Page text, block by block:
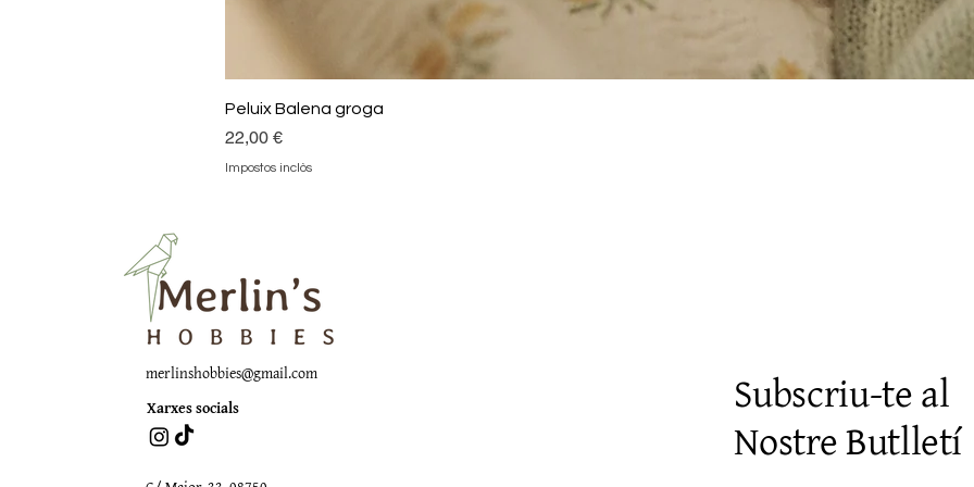
Peluix Balena groga
Preu
22,00 €
Impostos inclòs
merlinshobbies@gmail.com
Xarxes socials
Subscriu-te al
Nostre Butlletí